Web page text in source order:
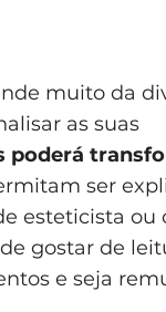
muito da
as suas
poderá
ser
esteticista ou
gostar de
e seja